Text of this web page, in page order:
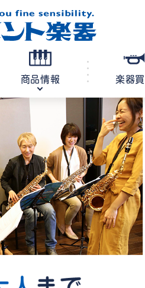
教室案内
商品情報
商品情報
楽器
修理・調律
レンタル
店舗案内